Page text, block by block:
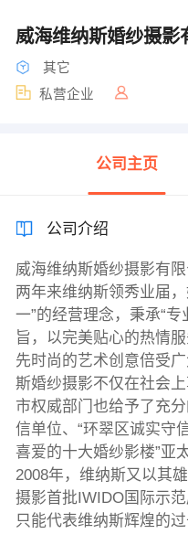
威海维纳斯婚纱摄影
其它
私营企业
公司主页
公司介绍
威海维纳斯婚纱摄影有限
两年来维纳斯领秀业届
一”的经营理念，秉承“
旨，以完美贴心的热情
先时尚的艺术创意倍受
斯婚纱摄影不仅在社会
市权威部门也给予了充
信单位、“环翠区诚实守
喜爱的十大婚纱影楼”亚
2008年，维纳斯又以其
摄影首批IWIDO国际示
只能代表维纳斯辉煌的